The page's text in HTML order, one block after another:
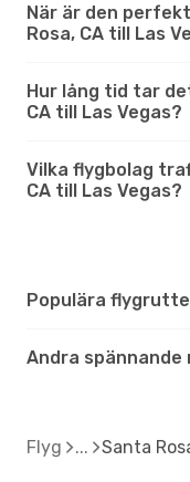
När är den
Rosa, CA till Las
Hur lång tid tar
CA till Las Vegas?
Vilka flygbolag
CA till Las Vegas?
Populära
Andra
Flyg Santa